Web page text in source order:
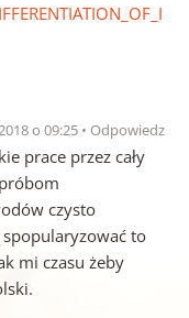
o 09:25 Odpowiedz
prace przez cały
czysto
to
mi czasu żeby